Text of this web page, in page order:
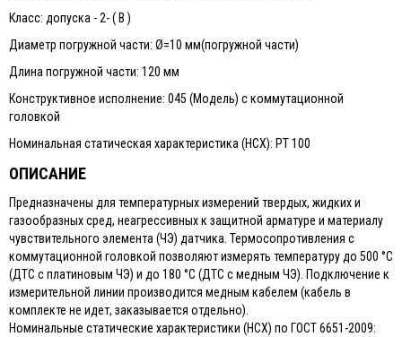
Класс: допуска - 2- ( В )
Диаметр погружной части: Ø=10 мм(погружной части)
Длина погружной части: 120 мм
Конструктивное исполнение: 045 (Модель) с коммутационной
головкой
Номинальная статическая характеристика (НСХ): PТ 100
ОПИСАНИЕ
Предназначены для температурных измерений твердых, жидких и
газообразных сред, неагрессивных к защитной арматуре и материалу
чувствительного элемента (ЧЭ) датчика. Термосопротивления с
коммутационной головкой позволяют измерять температуру до 500 °С
(ДТС с платиновым ЧЭ) и до 180 °С (ДТС с медным ЧЭ). Подключение к
измерительной линии производится медным кабелем (кабель в
комплекте не идет, заказывается отдельно).
Номинальные статические характеристики (НСХ) по ГОСТ 6651-2009: